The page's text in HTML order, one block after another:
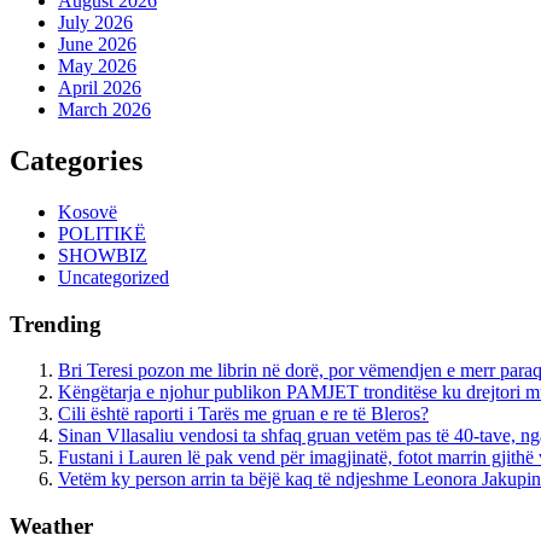
July 2026
June 2026
May 2026
April 2026
March 2026
Categories
Kosovë
POLITIKË
SHOWBIZ
Uncategorized
Trending
Bri Teresi pozon me librin në dorë, por vëmendjen e merr
Këngëtarja e njohur publikon PAMJET tronditëse ku drejtori
Cili është raporti i Tarës me gruan e re të Bleros?
Sinan Vllasaliu vendosi ta shfaq gruan vetëm pas të 40-tave,
Fustani i Lauren lë pak vend për imagjinatë, fotot marrin gjithë
Vetëm ky person arrin ta bëjë kaq të ndjeshme Leonora Jakupin
Weather